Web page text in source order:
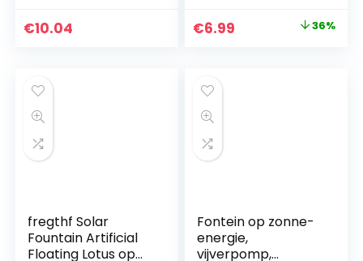
sproeiers pomp
met drijvende
vogelbad/vijver/zw
embad/vistank/aq
uarium/watercircul
tuindecoratie
€10.04
monokristallijn
zonnepaneel,
fonteinpomp voor
tuinvijver of fontein,
vijver, vishouder
Original
€10.99.
€6.99 36%
fregthf Solar
Fountain Artificial
Floating Lotus op
Fontein op zonne-
energie,
vijverpomp,